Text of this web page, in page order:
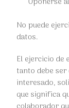
No puede
datos.
El ejercicio de
tanto debe
interesado,
que significa